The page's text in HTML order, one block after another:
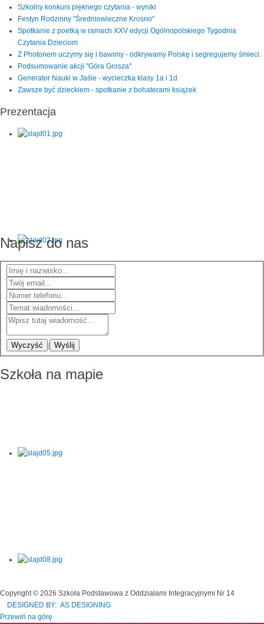
Szkolny konkurs pięknego czytania - wyniki
Festyn Rodzinny "Średniowieczne Krosno"
Spotkanie z poetką w ramach XXV edycji Ogólnopolskiego Tygodnia
Czytania Dzieciom
Z Photonem uczymy się i bawimy - odkrywamy Polskę i segregujemy śmieci.
Podsumowanie akcji "Góra Grosza"
Generator Nauki w Jaśle - wycieczka klasy 1a i 1d
Zawsze być dzieckiem - spotkanie z bohaterami książek
Prezentacja
Napisz do nas
Wyczyść Wyślij
Szkoła na mapie
Copyright © 2026 Szkoła Podstawowa z Oddziałami Integracyjnymi Nr 14
DESIGNED BY: AS DESIGNING
Przewiń na górę